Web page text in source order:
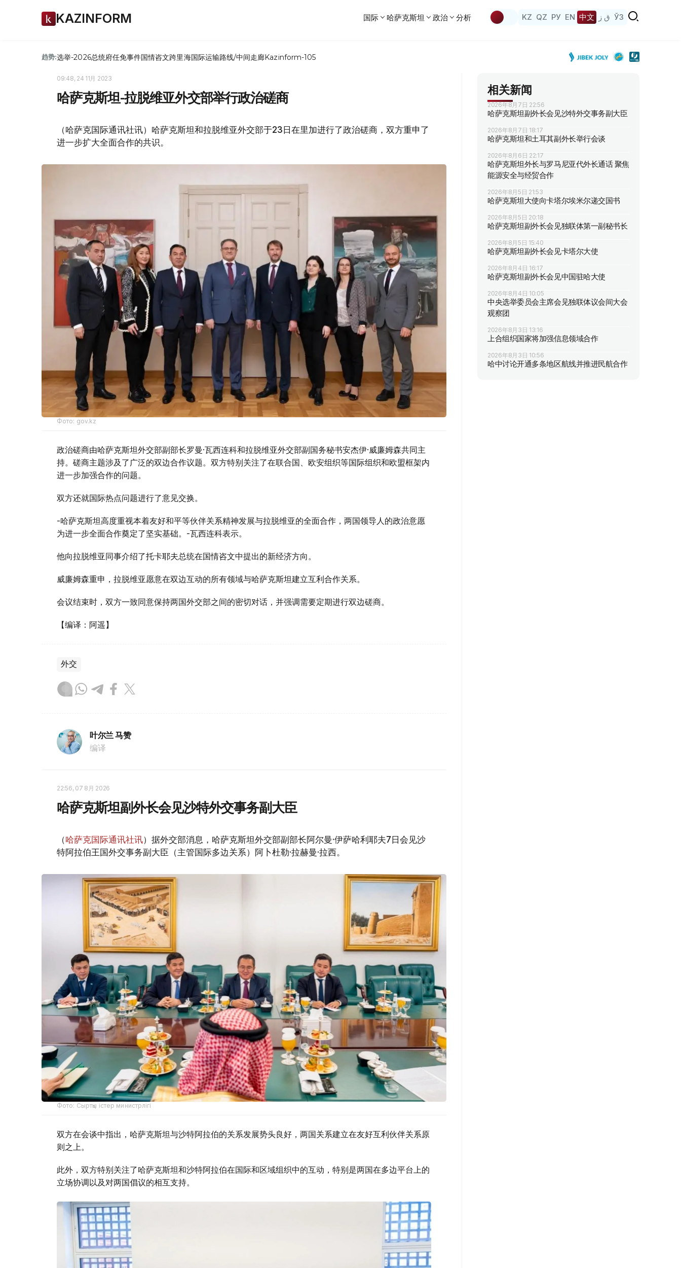
KAZINFORM 国际 哈萨克斯坦 政治 分析 KZ QZ РУ EN 中文 ق ز ЎЗ
趋势:选举-2026总统府任免事件国情咨文跨里海国际运输路线/中间走廊Kazinform-105
09:48, 24 11月 2023
哈萨克斯坦-拉脱维亚外交部举行政治磋商
（哈萨克国际通讯社讯）哈萨克斯坦和拉脱维亚外交部于23日在里加进行了政治磋商，双方重申了
进一步扩大全面合作的共识。
Фото: gov.kz
政治磋商由哈萨克斯坦外交部副部长罗曼·瓦西连科和拉脱维亚外交部副国务秘书安杰伊·威廉姆森共同主
持。磋商主题涉及了广泛的双边合作议题。双方特别关注了在联合国、欧安组织等国际组织和欧盟框架内
进一步加强合作的问题。
双方还就国际热点问题进行了意见交换。
-哈萨克斯坦高度重视本着友好和平等伙伴关系精神发展与拉脱维亚的全面合作，两国领导人的政治意愿
为进一步全面合作奠定了坚实基础。-瓦西连科表示。
他向拉脱维亚同事介绍了托卡耶夫总统在国情咨文中提出的新经济方向。
威廉姆森重申，拉脱维亚愿意在双边互动的所有领域与哈萨克斯坦建立互利合作关系。
会议结束时，双方一致同意保持两国外交部之间的密切对话，并强调需要定期进行双边磋商。
【编译：阿遥】
外交
叶尔兰 马赞
编译
22:56, 07 8月 2026
哈萨克斯坦副外长会见沙特外交事务副大臣
（哈萨克国际通讯社讯）据外交部消息，哈萨克斯坦外交部副部长阿尔曼·伊萨哈利耶夫7日会见沙
特阿拉伯王国外交事务副大臣（主管国际多边关系）阿卜杜勒·拉赫曼·拉西。
Фото: Сыртқы істер министрлігі
双方在会谈中指出，哈萨克斯坦与沙特阿拉伯的关系发展势头良好，两国关系建立在友好互利伙伴关系原
则之上。
此外，双方特别关注了哈萨克斯坦和沙特阿拉伯在国际和区域组织中的互动，特别是两国在多边平台上的
立场协调以及对两国倡议的相互支持。
相关新闻
2026年8月7日 22:56
哈萨克斯坦副外长会见沙特外交事务副大臣
2026年8月7日 18:17
哈萨克斯坦和土耳其副外长举行会谈
2026年8月6日 22:17
哈萨克斯坦外长与罗马尼亚代外长通话 聚焦
能源安全与经贸合作
2026年8月5日 21:53
哈萨克斯坦大使向卡塔尔埃米尔递交国书
2026年8月5日 20:18
哈萨克斯坦副外长会见独联体第一副秘书长
2026年8月5日 15:40
哈萨克斯坦副外长会见卡塔尔大使
2026年8月4日 16:17
哈萨克斯坦副外长会见中国驻哈大使
2026年8月4日 10:05
中央选举委员会主席会见独联体议会间大会
观察团
2026年8月3日 13:16
上合组织国家将加强信息领域合作
2026年8月3日 10:56
哈中讨论开通多条地区航线并推进民航合作